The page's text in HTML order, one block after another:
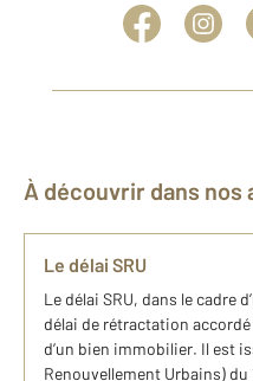
À découvrir dans
Le délai SRU
Le délai SRU, dans le cadre
délai de rétractation
d’un bien immobilier. Il est
Renouvellement Urbains)